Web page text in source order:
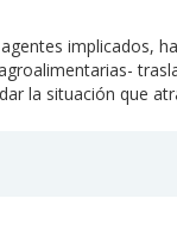
implicados,
la situación que